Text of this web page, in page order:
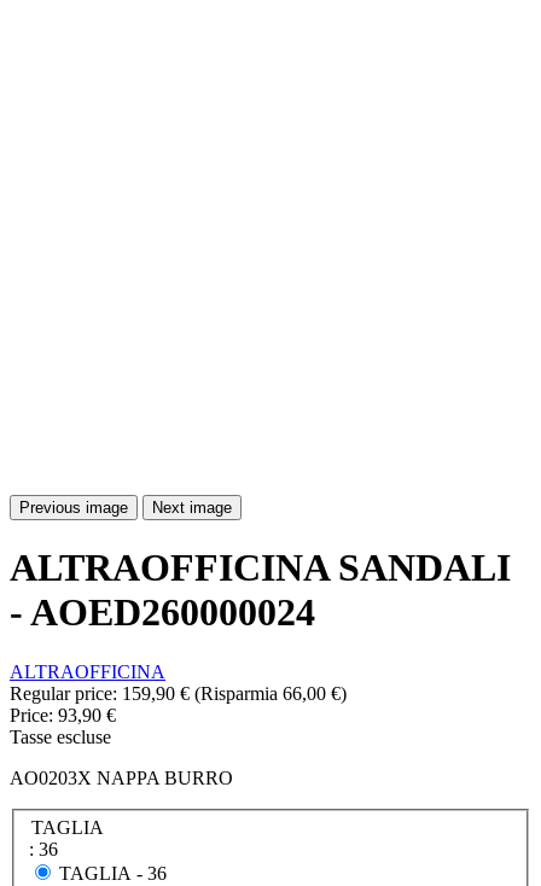
Previous image Next image
ALTRAOFFICINA SANDALI
- AOED260000024
ALTRAOFFICINA
Regular price: 159,90 € (Risparmia 66,00 €)
Price: 93,90 €
Tasse escluse
AO0203X NAPPA BURRO
TAGLIA
: 36
TAGLIA - 36